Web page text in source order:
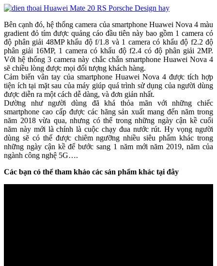
Bên cạnh đó, hệ thống camera của smartphone Huawei Nova 4 màu
gradient đỏ tím được quảng cáo đầu tiên này bao gồm 1 camera có
độ phân giải 48MP khẩu độ f/1.8 và 1 camera có khẩu độ f2.2 độ
phân giải 16MP, 1 camera có khẩu độ f2.4 có độ phân giải 2MP.
Với hệ thống 3 camera này chắc chắn smartphone Huawei Nova 4
sẽ chiều lòng được mọi đối tượng khách hàng.
Cảm biến vân tay của smartphone Huawei Nova 4 được tích hợp
tiện ích tại mặt sau của máy giúp quá trình sử dụng của người dùng
được diễn ra một cách dễ dàng, và đơn giản nhất.
Dường như người dùng đã khá thỏa mãn với những chiếc
smartphone cao cấp được các hãng sản xuất mang đến năm trong
năm 2018 vừa qua, nhưng có thể trong những ngày cận kề cuối
năm này mới là chính là cuộc chạy đua nước rút. Hy vọng người
dùng sẽ có thể được chiêm ngưỡng nhiều siêu phẩm khác trong
những ngày cận kề để bước sang 1 năm mới năm 2019, năm của
ngành công nghệ 5G….
Các bạn có thể tham khảo các sản phẩm khác tại đây